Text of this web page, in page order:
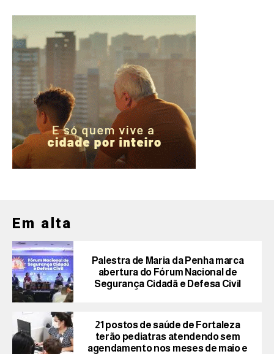
Em alta
Palestra de Maria da Penha marca
abertura do Fórum Nacional de
Segurança Cidadã e Defesa Civil
21 postos de saúde de Fortaleza
terão pediatras atendendo sem
agendamento nos meses de maio e